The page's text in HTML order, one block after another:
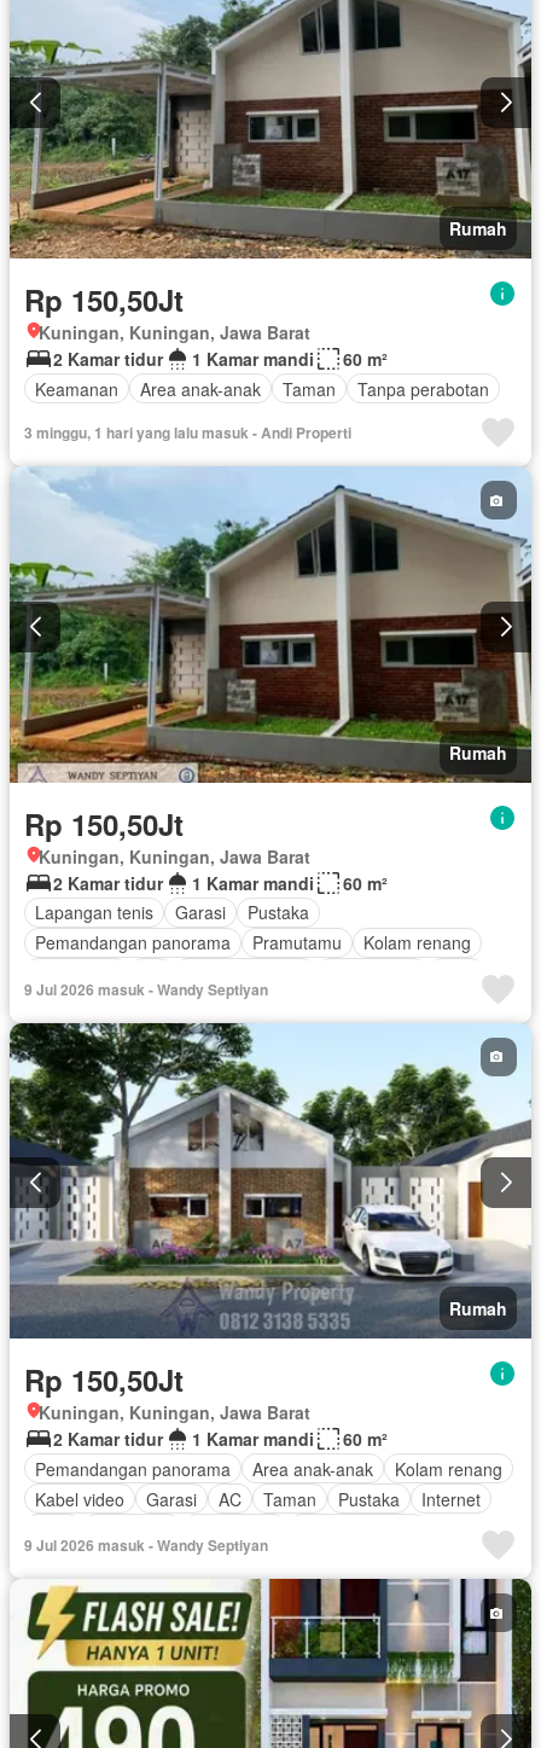
Rumah
Rp 150,50Jt
Kuningan, Kuningan, Jawa Barat
2 Kamar tidur
1 Kamar mandi
60 m²
Keamanan
Area anak-anak Taman Tanpa perabotan
3 minggu, 1 hari yang lalu masuk - Andi Properti
Rumah
Rp 150,50Jt
Kuningan, Kuningan, Jawa Barat
2 Kamar tidur
1 Kamar mandi
60 m²
Lapangan tenis
Garasi
Pustaka
Pemandangan panorama
Pramutamu
Kolam renang
Panggang
Taman Tanpa perabotan
9 Jul 2026 masuk - Wandy Septiyan
Rumah
Rp 150,50Jt
Kuningan, Kuningan, Jawa Barat
2 Kamar tidur
1 Kamar mandi
60 m²
Pemandangan panorama
Area anak-anak
Kolam renang
Kabel video
Garasi AC Taman Pustaka
Internet
Pramutamu
Berperabot lengkap
9 Jul 2026 masuk - Wandy Septiyan